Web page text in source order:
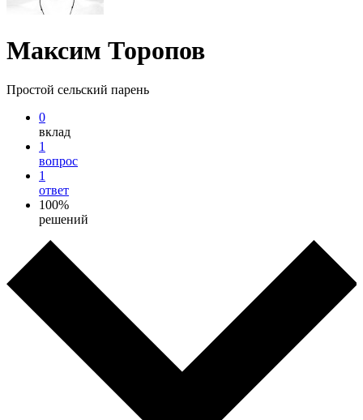
Максим Торопов
Простой сельский парень
0
вклад
1
вопрос
1
ответ
100%
решений